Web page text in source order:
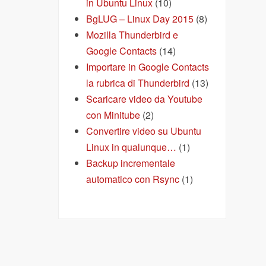
BgLUG – Linux Day 2015 (8)
Mozilla Thunderbird e
Google Contacts (14)
Importare in Google Contacts
la rubrica di Thunderbird (13)
Scaricare video da Youtube
con Minitube (2)
Convertire video su Ubuntu
Linux in qualunque… (1)
Backup incrementale
automatico con Rsync (1)